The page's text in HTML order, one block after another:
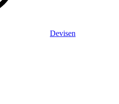
Devisen